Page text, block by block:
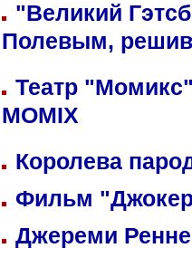
"Великий
Полевым,
Театр
MOMIX
Королева
Фильм
Джереми